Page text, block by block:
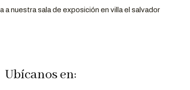
a nuestra sala de exposición en villa el salvador
Ubícanos en: